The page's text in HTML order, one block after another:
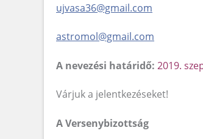
ujvasa36@gmail.com
astromol@gmail.com
A nevezési határidő: 2019.
Várjuk a jelentkezéseket!
A Versenybizottság